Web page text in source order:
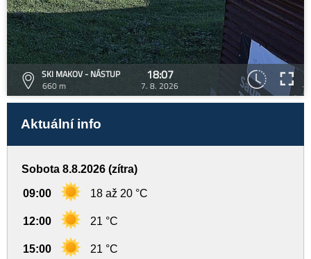
SKI MAKOV - NÁSTUP
660 m
18:07
7. 8. 2026
Aktuální info
Sobota 8.8.2026 (zítra)
09:00 18 až 20 °C
12:00 21 °C
15:00 21 °C